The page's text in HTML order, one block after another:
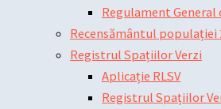
Regulament General
Recensământul populației
Registrul Spațiilor Verzi
Aplicație RLSV
Registrul Spațiilor